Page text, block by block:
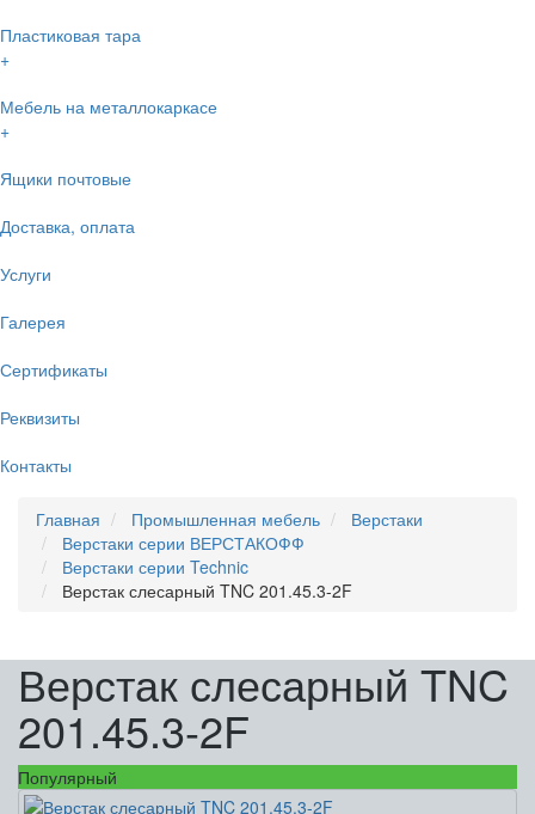
Пластиковая тара
+
Мебель на металлокаркасе
+
Ящики почтовые
Доставка, оплата
Услуги
Галерея
Сертификаты
Реквизиты
Контакты
Главная Промышленная мебель
Верстаки
Верстаки серии ВЕРСТАКОФФ
Верстаки серии Technic
Верстак слесарный TNC 201.45.3-2F
Верстак слесарный TNC
201.45.3-2F
Популярный